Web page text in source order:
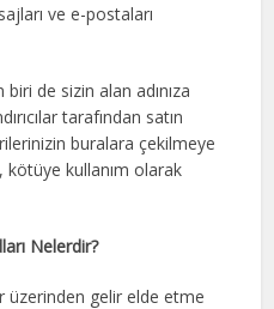
ve e-postaları
biri de sizin alan adınıza
tarafından satın
buralara çekilmeye
kötüye kullanım olarak
Nelerdir?
üzerinden gelir elde etme